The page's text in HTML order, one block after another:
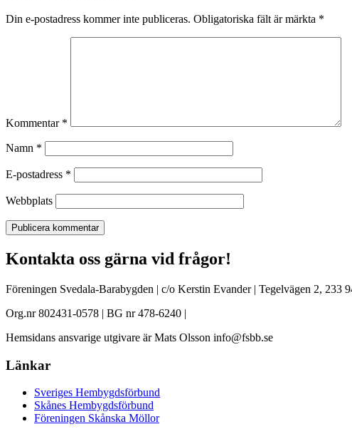
Din e-postadress kommer inte publiceras. Obligatoriska fält är märkta *
Kommentar *
Namn *
E-postadress *
Webbplats
Kontakta oss gärna vid frågor!
Föreningen Svedala-Barabygden | c/o Kerstin Evander | Tegelvägen 2, 233
Org.nr 802431-0578 | BG nr 478-6240 |
Hemsidans ansvarige utgivare är Mats Olsson info@fsbb.se
Länkar
Sveriges Hembygdsförbund
Skånes Hembygdsförbund
Föreningen Skånska Möllor